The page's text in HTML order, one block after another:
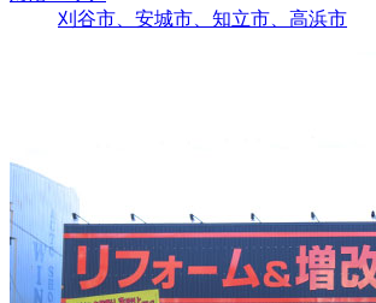
刈谷市、安城市、知立市、高浜市